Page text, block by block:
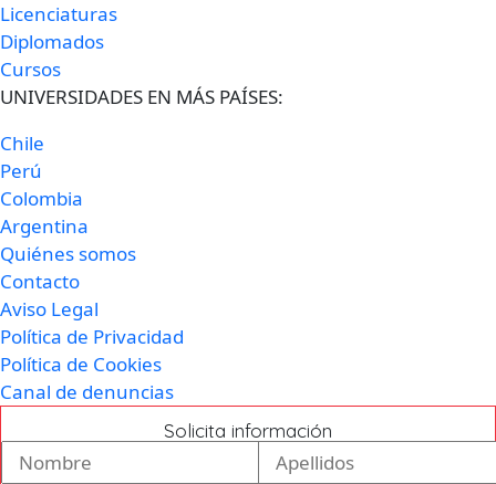
Licenciaturas
Diplomados
Cursos
UNIVERSIDADES EN MÁS PAÍSES:
Chile
Perú
Colombia
Argentina
Quiénes somos
Contacto
Aviso Legal
Política de Privacidad
Política de Cookies
Canal de denuncias
Solicita información